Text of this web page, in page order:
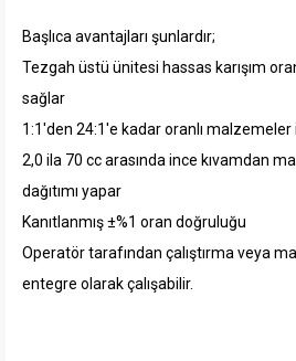
Başlıca avantajları şunlardır;
Tezgah üstü ünitesi hassas karışım
sağlar
1:1'den 24:1'e kadar oranlı malzemeler
2,0 ila 70 cc arasında ince kıvamdan
dağıtımı yapar
Kanıtlanmış ±%1 oran doğruluğu
Operatör tarafından çalıştırma veya
entegre olarak çalışabilir.